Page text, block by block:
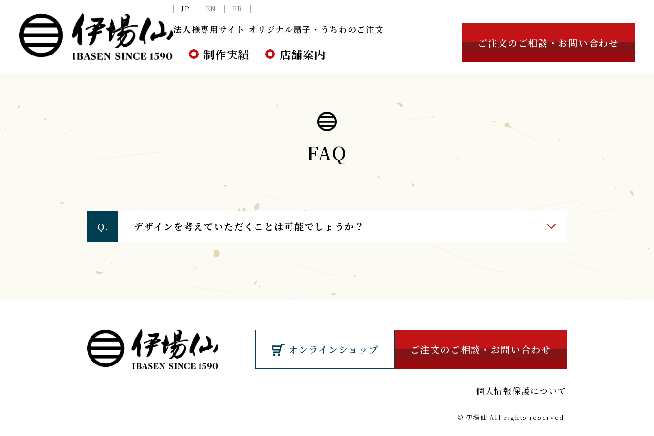
法人様専用サイト オリジナル扇子・うちわのご注文
制作実績 店舗案内
ご注文のご相談・お問い合わせ
EN FR
JP
FAQ
デザインを考えていただくことは可能でしょうか？
オンラインショップ ご注文のご相談・お問い合わせ
個人情報保護について
© 伊場仙 All rights reserved.